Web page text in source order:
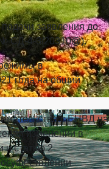
заявления до
СД-4-3/20310@).
в
года на общий
с ЕНВД на
изменении в
и статью 2